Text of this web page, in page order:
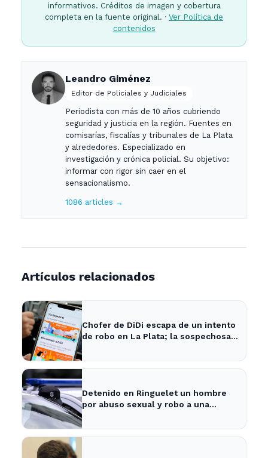
informativos. Créditos de imagen y cobertura
completa en la fuente original. · Ver Política de
contenidos
Leandro Giménez
Editor de Policiales y Judiciales
Periodista con más de 10 años cubriendo
seguridad y justicia en la región. Fuentes en
comisarías, fiscalías y tribunales de La Plata
y alrededores. Especializado en
investigación y crónica policial. Su objetivo:
informar con rigor sin caer en el
sensacionalismo.
1086 articles →
Artículos relacionados
Chofer de DiDi escapa de un intento
de robo en La Plata; la sospechosa
Detenido en Ringuelet un hombre
por abuso sexual y robo a una